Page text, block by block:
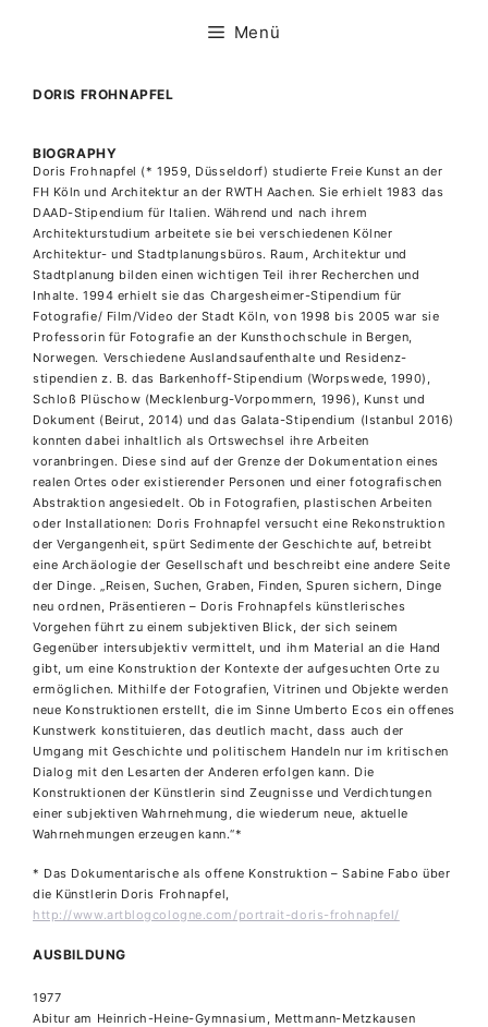
Menü
DORIS FROHNAPFEL
BIOGRAPHY
Doris Frohnapfel (* 1959, Düsseldorf) studierte Freie Kunst an der
FH Köln und Architektur an der RWTH Aachen. Sie erhielt 1983 das
DAAD-Stipendium für Italien. Während und nach ihrem
Architekturstudium arbeitete sie bei verschiedenen Kölner
Architektur- und Stadtplanungsbüros. Raum, Architektur und
Stadtplanung bilden einen wichtigen Teil ihrer Recherchen und
Inhalte. 1994 erhielt sie das Chargesheimer-Stipendium für
Fotografie/ Film/Video der Stadt Köln, von 1998 bis 2005 war sie
Professorin für Fotografie an der Kunsthochschule in Bergen,
Norwegen. Verschiedene Auslandsaufenthalte und Residenz-
stipendien z. B. das Barkenhoff-Stipendium (Worpswede, 1990),
Schloß Plüschow (Mecklenburg-Vorpommern, 1996), Kunst und
Dokument (Beirut, 2014) und das Galata-Stipendium (Istanbul 2016)
konnten dabei inhaltlich als Ortswechsel ihre Arbeiten
voranbringen. Diese sind auf der Grenze der Dokumentation eines
realen Ortes oder existierender Personen und einer fotografischen
Abstraktion angesiedelt. Ob in Fotografien, plastischen Arbeiten
oder Installationen: Doris Frohnapfel versucht eine Rekonstruktion
der Vergangenheit, spürt Sedimente der Geschichte auf, betreibt
eine Archäologie der Gesellschaft und beschreibt eine andere Seite
der Dinge. „Reisen, Suchen, Graben, Finden, Spuren sichern, Dinge
neu ordnen, Präsentieren – Doris Frohnapfels künstlerisches
Vorgehen führt zu einem subjektiven Blick, der sich seinem
Gegenüber intersubjektiv vermittelt, und ihm Material an die Hand
gibt, um eine Konstruktion der Kontexte der aufgesuchten Orte zu
ermöglichen. Mithilfe der Fotografien, Vitrinen und Objekte werden
neue Konstruktionen erstellt, die im Sinne Umberto Ecos ein offenes
Kunstwerk konstituieren, das deutlich macht, dass auch der
Umgang mit Geschichte und politischem Handeln nur im kritischen
Dialog mit den Lesarten der Anderen erfolgen kann. Die
Konstruktionen der Künstlerin sind Zeugnisse und Verdichtungen
einer subjektiven Wahrnehmung, die wiederum neue, aktuelle
Wahrnehmungen erzeugen kann.“*
* Das Dokumentarische als offene Konstruktion – Sabine Fabo über
die Künstlerin Doris Frohnapfel,
http://www.artblogcologne.com/portrait-doris-frohnapfel/
AUSBILDUNG
1977
Abitur am Heinrich-Heine-Gymnasium, Mettmann-Metzkausen